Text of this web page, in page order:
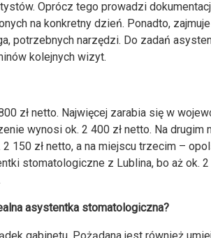
Oprócz tego prowadzi
na konkretny dzień. Ponadto,
potrzebnych narzędzi. Do zadań
kolejnych wizyt.
zł netto. Najwięcej zarabia się w
wynosi ok. 2 400 zł netto. Na drugim
150 zł netto, a na miejscu trzecim –
stomatologiczne z Lublina, bo aż ok. 2
asystentka stomatologiczna?